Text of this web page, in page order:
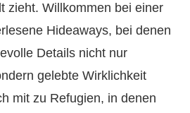
zieht. Willkommen bei einer
Hideaways, bei denen
Details nicht nur
gelebte Wirklichkeit
mit zu Refugien, in denen